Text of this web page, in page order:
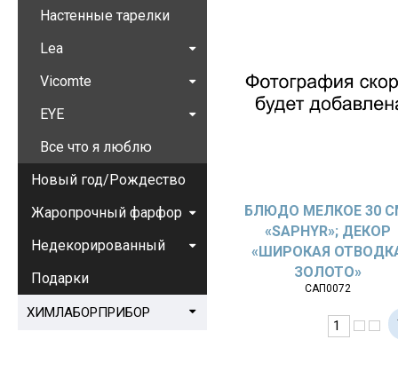
БЛЮДО МЕЛКОЕ 30
«SAPHYR»; ДЕКОР
«ШИРОКАЯ
ЗОЛОТО»
САП0072
Настенные тарелки
Lea
Vicomte
EYE
Все что я люблю
Новый год/Рождество
Жаропрочный фарфор
Недекорированный
Подарки
ХИМЛАБОРПРИБОР